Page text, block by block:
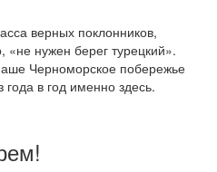
верных поклонников,
нужен берег турецкий».
Черноморское побережье
в год именно здесь.